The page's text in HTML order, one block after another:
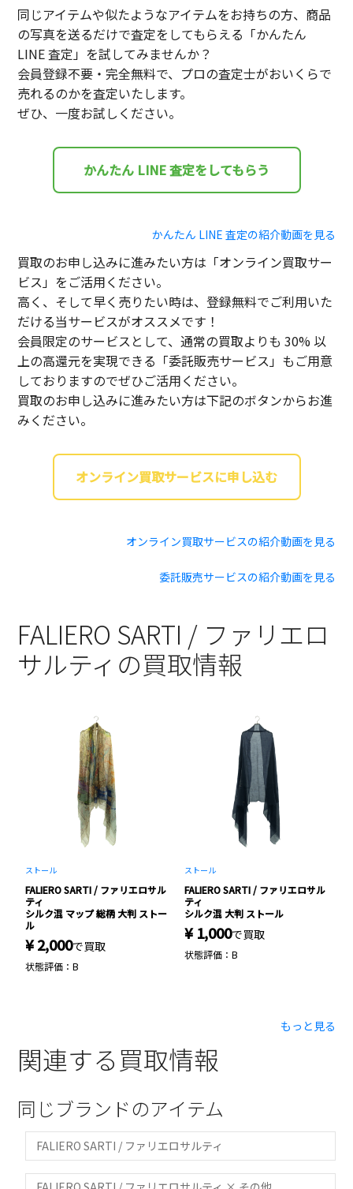
同じアイテムや似たようなアイテムをお持ちの方、商品
の写真を送るだけで査定をしてもらえる「かんたん
LINE 査定」を試してみませんか？
会員登録不要・完全無料で、プロの査定士がおいくらで
売れるのかを査定いたします。
ぜひ、一度お試しください。
かんたん LINE 査定をしてもらう
かんたん LINE 査定の紹介動画を見る
買取のお申し込みに進みたい方は「オンライン買取サー
ビス」をご活用ください。
高く、そして早く売りたい時は、登録無料でご利用いた
だける当サービスがオススメです！
会員限定のサービスとして、通常の買取よりも 30% 以
上の高還元を実現できる「委託販売サービス」もご用意
しておりますのでぜひご活用ください。
買取のお申し込みに進みたい方は下記のボタンからお進
みください。
オンライン買取サービスに申し込む
オンライン買取サービスの紹介動画を見る
委託販売サービスの紹介動画を見る
FALIERO SARTI / ファリエロ
サルティの買取情報
ストール
FALIERO SARTI / ファリエロサル
ティ
シルク混 マップ 総柄 大判 ストー
ル
¥ 2,000で買取
状態評価：B
ストール
FALIERO SARTI / ファリエロサル
ティ
シルク混 大判 ストール
¥ 1,000で買取
状態評価：B
もっと見る
関連する買取情報
同じブランドのアイテム
FALIERO SARTI / ファリエロサルティ